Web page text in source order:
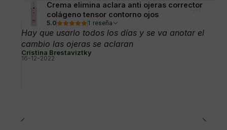
Crema elimina aclara anti ojeras corrector
colágeno tensor contorno ojos
5.0 1 reseña
Hay que usarlo todos los días y se va anotar el
cambio las ojeras se aclaran
Cristina Brestaviztky
16-12-2022